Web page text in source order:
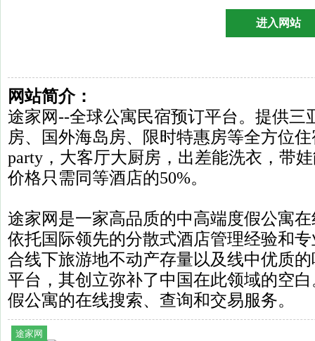
进入网站
网站简介：
途家网--全球公寓民宿预订平台。提供三
房、国外海岛房、限时特惠房等全方位
party，大客厅大厨房，出差能洗衣，带
价格只需同等酒店的50%。
途家网是一家高品质的中高端度假公寓
依托国际领先的分散式酒店管理经验和
合线下旅游地不动产存量以及线中优质
平台，其创立弥补了中国在此领域的空
假公寓的在线搜索、查询和交易服务。
途家网